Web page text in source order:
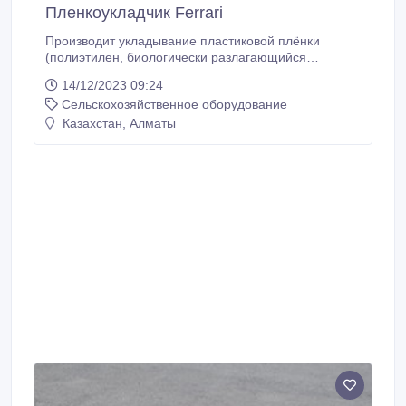
Пленкоукладчик Ferrari
Производит укладывание пластиковой плёнки
(полиэтилен, биологически разлагающийся
выполняет её обкладку грунтом по бокам,
посредством регулируемых по высоте и по ширине
лемехов. Способна поддерживать постоянным
14/12/2023 09:24
Сельскохозяйственное оборудование
Казахстан, Алматы